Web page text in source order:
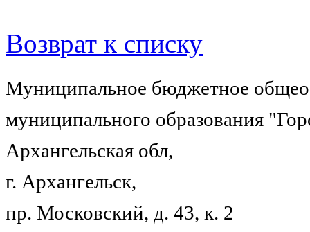
Возврат к списку
Муниципальное бюджетное
муниципального образования
Архангельская обл,
г. Архангельск,
пр. Московский, д. 43, к. 2